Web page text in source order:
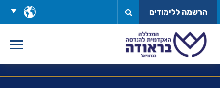
לתוכן
בחר
שפה
הרשמה ללימודים